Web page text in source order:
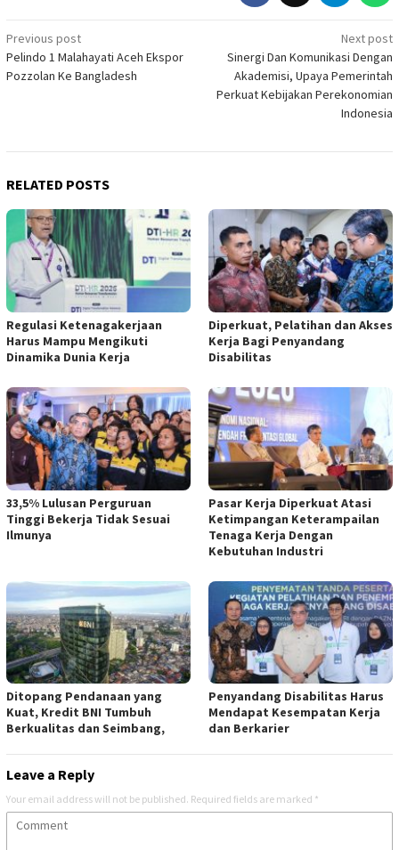
Post
navigation
Previous post
Pelindo 1 Malahayati Aceh Ekspor
Pozzolan Ke Bangladesh
Next post
Sinergi Dan Komunikasi Dengan
Akademisi, Upaya Pemerintah
Perkuat Kebijakan Perekonomian
Indonesia
RELATED POSTS
Regulasi Ketenagakerjaan
Harus Mampu Mengikuti
Dinamika Dunia Kerja
Diperkuat, Pelatihan dan Akses
Kerja Bagi Penyandang
Disabilitas
33,5% Lulusan Perguruan
Tinggi Bekerja Tidak Sesuai
Ilmunya
Pasar Kerja Diperkuat Atasi
Ketimpangan Keterampailan
Tenaga Kerja Dengan
Kebutuhan Industri
Ditopang Pendanaan yang
Kuat, Kredit BNI Tumbuh
Berkualitas dan Seimbang,
Penyandang Disabilitas Harus
Mendapat Kesempatan Kerja
dan Berkarier
Leave a Reply
Your email address will not be published. Required fields are marked *